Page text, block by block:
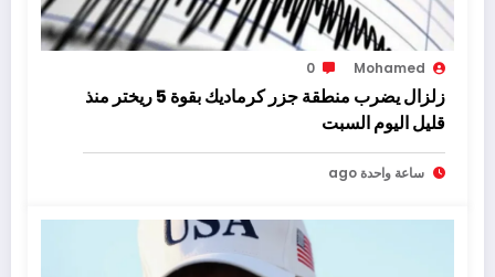
Mohamed
0
زلزال يضرب منطقة جزر كرماديك بقوة 5 ريختر منذ
قليل اليوم السبت
ساعة واحدة ago